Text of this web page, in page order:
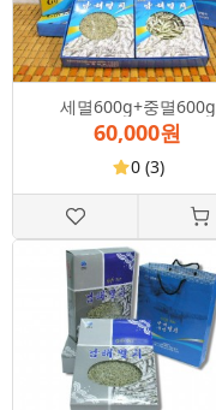
세멸600g+중멸600g
60,000원
0 (3)